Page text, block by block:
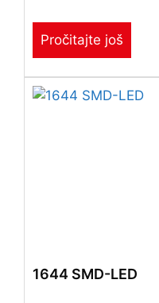
Pročitajte još
1644 SMD-LED